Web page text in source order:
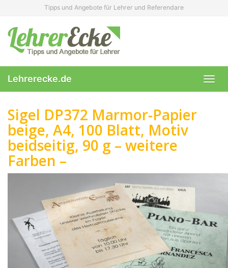
content
Tipps und Angebote für Lehrer und Referendare
Lehrerecke.de
Sigel DP372 Marmor-Papier
beige, A4, 100 Blatt, Motiv
beidseitig, 90 g – weitere
Farben –